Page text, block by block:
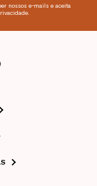
nossos e-mails e aceita